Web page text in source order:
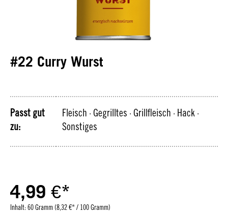
#22 Curry Wurst
Passt gut
zu:
Fleisch · Gegrilltes · Grillfleisch · Hack ·
Sonstiges
4,99 €*
Inhalt: 60 Gramm (8,32 €* / 100 Gramm)